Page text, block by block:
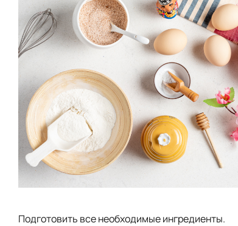
Подготовить все необходимые ингредиенты.